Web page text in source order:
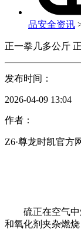
品安全资讯
正一拳几多公斤
发布时间：
2026-04-09 13:04
作者：
Z6·尊龙时凯官方
硫正在空气中燃
和氧化剂夹杂燃